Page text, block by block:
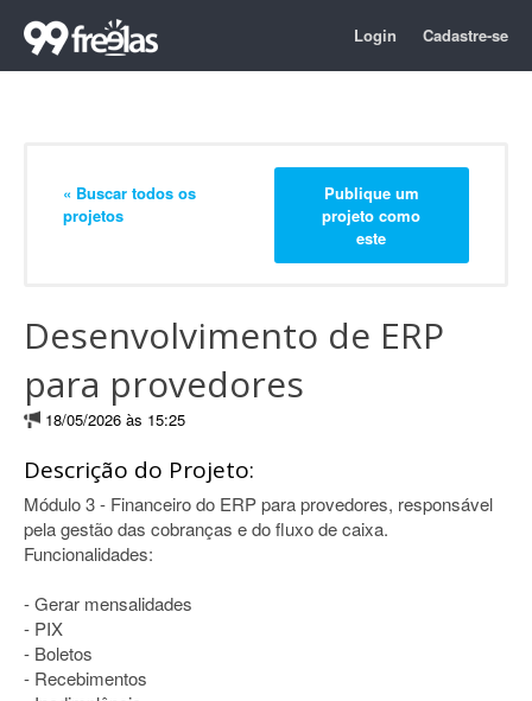
Login Cadastre-se
« Buscar todos os
projetos
Publique um
projeto como
este
Desenvolvimento de ERP
para provedores
18/05/2026 às 15:25
Descrição do Projeto:
Módulo 3 - Financeiro do ERP para provedores, responsável
pela gestão das cobranças e do fluxo de caixa.
Funcionalidades:
- Gerar mensalidades
- PIX
- Boletos
- Recebimentos